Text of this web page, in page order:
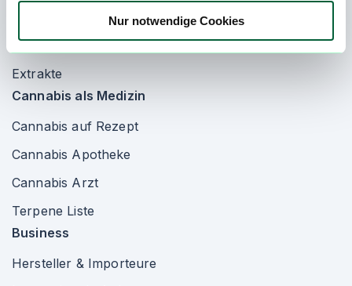
Nur notwendige Cookies
Telemedizin
Extrakte
Cannabis als Medizin
Cannabis auf Rezept
Cannabis Apotheke
Cannabis Arzt
Terpene Liste
Business
Hersteller & Importeure